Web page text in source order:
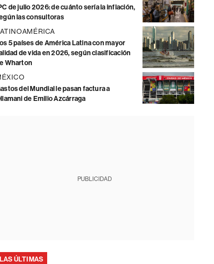
de julio 2026: de cuánto sería la inflación,
las consultoras
5 países de América Latina con mayor
de vida en 2026, según clasificación
Wharton
del Mundial le pasan factura a
de Emilio Azcárraga
PUBLICIDAD
LAS ÚLTIMAS